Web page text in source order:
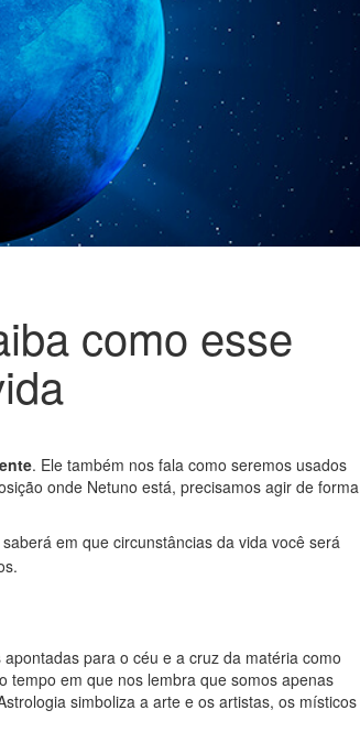
como esse
. Ele também nos fala como seremos usados
onde Netuno está, precisamos agir de forma
em que circunstâncias da vida você será
para o céu e a cruz da matéria como
tempo em que nos lembra que somos apenas
simboliza a arte e os artistas, os místicos